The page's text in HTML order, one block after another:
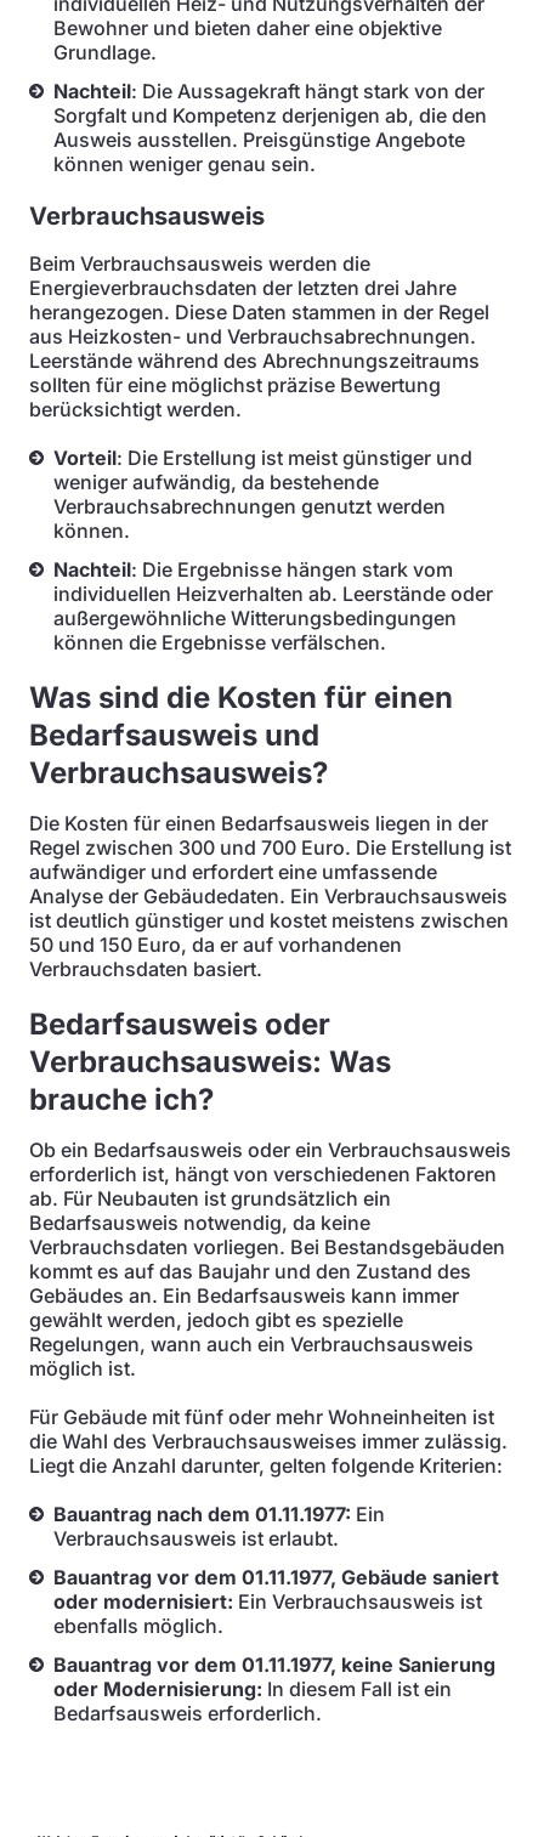
Bewohner und bieten daher eine objektive
Grundlage.
Nachteil: Die Aussagekraft hängt stark von der
Sorgfalt und Kompetenz derjenigen ab, die den
Ausweis ausstellen. Preisgünstige Angebote
können weniger genau sein.
Verbrauchsausweis
Beim Verbrauchsausweis werden die
Energieverbrauchsdaten der letzten drei Jahre
herangezogen. Diese Daten stammen in der Regel
aus Heizkosten- und Verbrauchsabrechnungen.
Leerstände während des Abrechnungszeitraums
sollten für eine möglichst präzise Bewertung
berücksichtigt werden.
Vorteil: Die Erstellung ist meist günstiger und
weniger aufwändig, da bestehende
Verbrauchsabrechnungen genutzt werden
können.
Nachteil: Die Ergebnisse hängen stark vom
individuellen Heizverhalten ab. Leerstände oder
außergewöhnliche Witterungsbedingungen
können die Ergebnisse verfälschen.
Was sind die Kosten für einen
Bedarfsausweis und
Verbrauchsausweis?
Die Kosten für einen Bedarfsausweis liegen in der
Regel zwischen 300 und 700 Euro. Die Erstellung ist
aufwändiger und erfordert eine umfassende
Analyse der Gebäudedaten. Ein Verbrauchsausweis
ist deutlich günstiger und kostet meistens zwischen
50 und 150 Euro, da er auf vorhandenen
Verbrauchsdaten basiert.
Bedarfsausweis oder
Verbrauchsausweis: Was
brauche ich?
Ob ein Bedarfsausweis oder ein Verbrauchsausweis
erforderlich ist, hängt von verschiedenen Faktoren
ab. Für Neubauten ist grundsätzlich ein
Bedarfsausweis notwendig, da keine
Verbrauchsdaten vorliegen. Bei Bestandsgebäuden
kommt es auf das Baujahr und den Zustand des
Gebäudes an. Ein Bedarfsausweis kann immer
gewählt werden, jedoch gibt es spezielle
Regelungen, wann auch ein Verbrauchsausweis
möglich ist.
Für Gebäude mit fünf oder mehr Wohneinheiten ist
die Wahl des Verbrauchsausweises immer zulässig.
Liegt die Anzahl darunter, gelten folgende Kriterien:
Bauantrag nach dem 01.11.1977: Ein
Verbrauchsausweis ist erlaubt.
Bauantrag vor dem 01.11.1977, Gebäude saniert
oder modernisiert: Ein Verbrauchsausweis ist
ebenfalls möglich.
Bauantrag vor dem 01.11.1977, keine Sanierung
oder Modernisierung: In diesem Fall ist ein
Bedarfsausweis erforderlich.